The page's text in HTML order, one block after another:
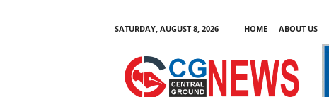
SATURDAY, AUGUST 8, 2026 HOME ABOUT US